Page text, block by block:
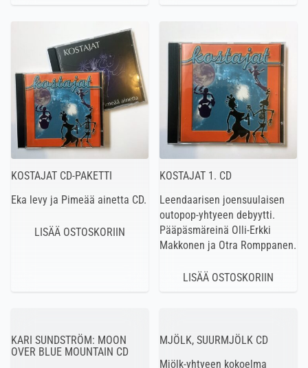
KOSTAJAT CD-PAKETTI
Eka levy ja Pimeää ainetta CD.
KOSTAJAT 1. CD
Leendaarisen joensuulaisen
outopop-yhtyeen debyytti.
Pääpäsmäreinä Olli-Erkki
Makkonen ja Otra Romppanen.
KARI SUNDSTRÖM: MOON
OVER BLUE MOUNTAIN CD
MJÖLK, SUURMJÖLK CD
Mjölk-yhtyeen kokoelma